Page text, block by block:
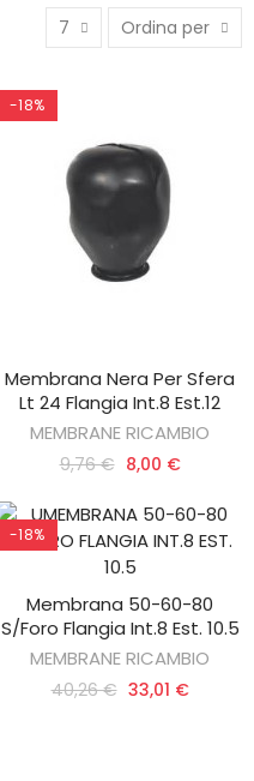
7 Ordina per
-18%
AGGIUNGI AL CARRELLO
Membrana Nera Per Sfera
Lt 24 Flangia Int.8 Est.12
MEMBRANE RICAMBIO
9,76 € 8,00 €
-18%
AGGIUNGI AL CARRELLO
Membrana 50-60-80
S/foro Flangia Int.8 Est. 10.5
MEMBRANE RICAMBIO
40,26 € 33,01 €